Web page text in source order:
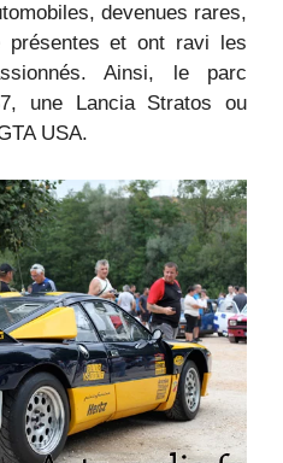
devenues rares,
présentes et ont ravi les
Ainsi, le parc
une Lancia Stratos ou
USA.